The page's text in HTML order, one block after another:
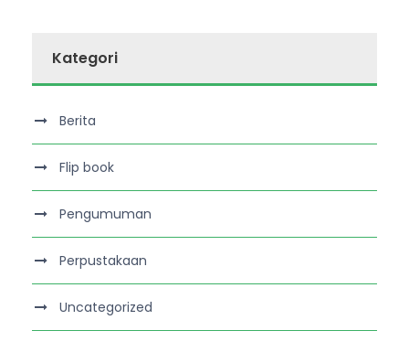
Kategori
Berita
Flip book
Pengumuman
Perpustakaan
Uncategorized